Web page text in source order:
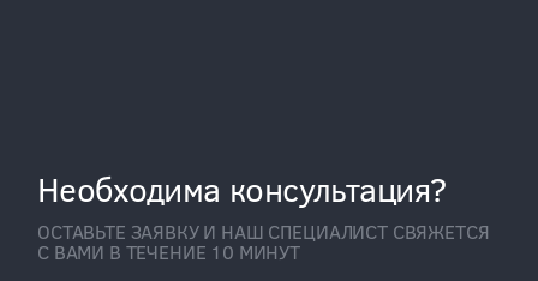
Необходима консультация?
ОСТАВЬТЕ ЗАЯВКУ И НАШ СПЕЦИАЛИСТ СВЯЖЕТСЯ
С ВАМИ В ТЕЧЕНИЕ 10 МИНУТ